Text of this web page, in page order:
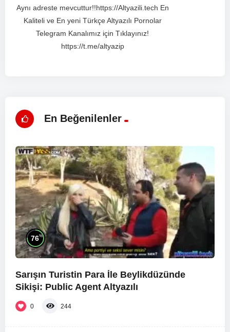
Aynı adreste mevcuttur!!https://Altyazili.tech En
Kaliteli ve En yeni Türkçe Altyazılı Pornolar
Telegram Kanalımız için Tıklayınız!
https://t.me/altyazip
En Beğenilenler
76%
Sarışın Turistin Para İle Beylikdüzünde
Sikişi: Public Agent Altyazılı
0 244